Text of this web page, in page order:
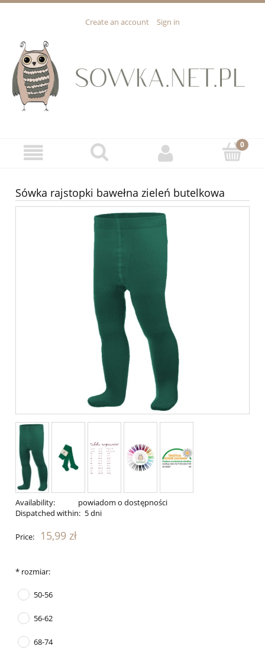
Create an account Sign in
Sówka rajstopki bawełna zieleń butelkowa
Availability:
powiadom o dostępności
Dispatched within: 5 dni
Price: 15,99 zł
* rozmiar:
50-56
56-62
68-74